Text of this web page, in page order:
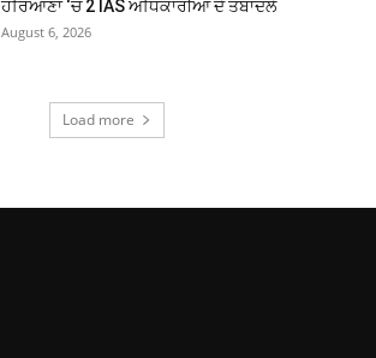
ਹਰਿਆਣਾ ‘ਚ 2 IAS ਅਧਿਕਾਰੀਆਂ ਦੇ ਤਬਾਦਲੇ
August 6, 2026
Load more